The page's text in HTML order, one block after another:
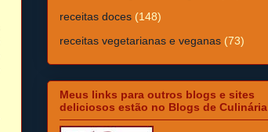
receitas doces (148)
receitas vegetarianas e veganas (73)
Meus links para outros blogs e sites
deliciosos estão no Blogs de Culinária